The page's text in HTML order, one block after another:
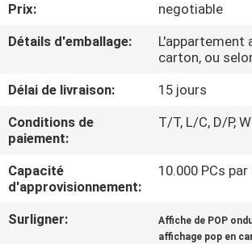
VISITE
D'USINE
CONTRÔLE
DE
QUALITÉ
CONTACTEZ-
NOUS
Prix:
negotiable
Détails d'emballage:
L'appartement
carton, ou
Délai de livraison:
15 jours
Conditions de
paiement:
T/T, L/C, D/P,
Capacité
d'approvisionnement:
10.000 PCs
Surligner: Affiche de POP
affichage pop en